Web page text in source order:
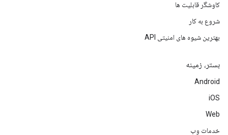
کاوشگر قابلیت ها
شروع به کار
بهترین شیوه های امنیتی API
بستر، زمینه
Android
iOS
Web
خدمات وب